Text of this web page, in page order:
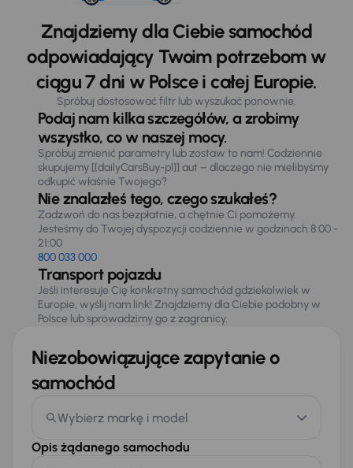
Znajdziemy dla Ciebie samochód
odpowiadający Twoim potrzebom w
ciągu 7 dni w Polsce i całej Europie.
Spróbuj dostosować filtr lub wyszukać ponownie.
Podaj nam kilka szczegółów, a zrobimy
wszystko, co w naszej mocy.
Spróbuj zmienić parametry lub zostaw to nam! Codziennie
skupujemy [[dailyCarsBuy-pl]] aut – dlaczego nie mielibyśmy
odkupić właśnie Twojego?
Nie znalazłeś tego, czego szukałeś?
Zadzwoń do nas bezpłatnie, a chętnie Ci pomożemy.
Jesteśmy do Twojej dyspozycji codziennie w godzinach 8:00 -
21:00
800 033 000
Transport pojazdu
Jeśli interesuje Cię konkretny samochód gdziekolwiek w
Europie, wyślij nam link! Znajdziemy dla Ciebie podobny w
Polsce lub sprowadzimy go z zagranicy.
Niezobowiązujące zapytanie o
samochód
Wybierz markę i model
Opis żądanego samochodu